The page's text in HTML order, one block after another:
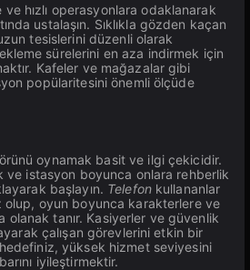
hızlı operasyonlara odaklanarak
ustalaşın. Sıklıkla gözden kaçan
tesislerini düzenli olarak
sürelerini en aza indirmek için
Kafeler ve mağazalar gibi
popülaritesini önemli ölçüde
oynamak basit ve ilgi çekicidir.
ve istasyon boyunca onlara rehberlik
başlayın. Telefonkullananlar
olup, oyun boyunca karakterlere ve
olanak tanır. Kasiyerler ve güvenlik
çalışan görevlerini etkin bir
yüksek hizmet seviyesini
iyileştirmektir.